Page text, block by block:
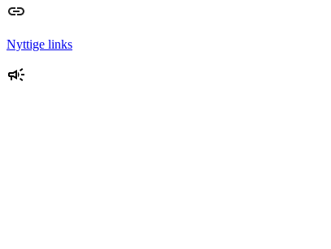
Nyttige links